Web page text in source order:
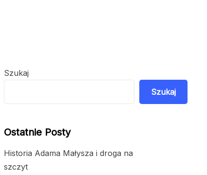
Szukaj
Szukaj
Ostatnie Posty
Historia Adama Małysza i droga na
szczyt